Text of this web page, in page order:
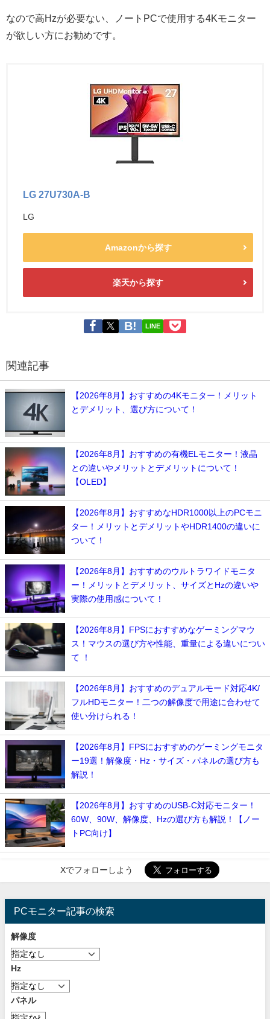
なので高Hzが必要ない、ノートPCで使用する4Kモニター
が欲しい方にお勧めです。
LG 27U730A-B
LG
Amazonから探す
楽天から探す
LINE
関連記事
【2026年8月】おすすめの4Kモニター！メリット
とデメリット、選び方について！
【2026年8月】おすすめの有機ELモニター！液晶
との違いやメリットとデメリットについて！
【OLED】
【2026年8月】おすすめなHDR1000以上のPCモニ
ター！メリットとデメリットやHDR1400の違いに
ついて！
【2026年8月】おすすめのウルトラワイドモニタ
ー！メリットとデメリット、サイズとHzの違いや
実際の使用感について！
【2026年8月】FPSにおすすめなゲーミングマウ
ス！マウスの選び方や性能、重量による違いについ
て ！
【2026年8月】おすすめのデュアルモード対応4K/
フルHDモニター！二つの解像度で用途に合わせて
使い分けられる！
【2026年8月】FPSにおすすめのゲーミングモニタ
ー19選！解像度・Hz・サイズ・パネルの選び方も
解説！
【2026年8月】おすすめのUSB-C対応モニター！
60W、90W、解像度、Hzの選び方も解説！【ノー
トPC向け】
Xでフォローしよう
PCモニター記事の検索
解像度
Hz
パネル